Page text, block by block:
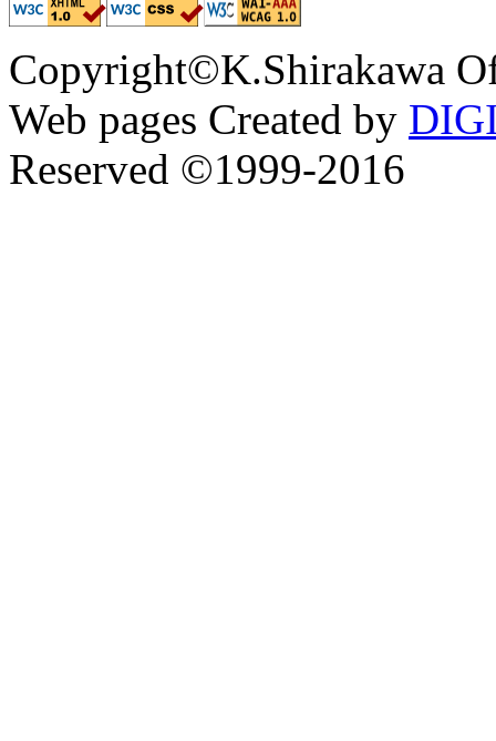
Copyright©K.Shirakawa
Web pages Created by
Reserved ©1999-2016